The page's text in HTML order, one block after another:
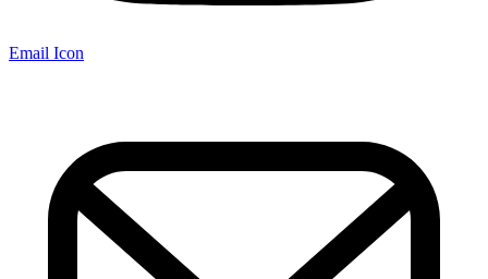
Email Icon